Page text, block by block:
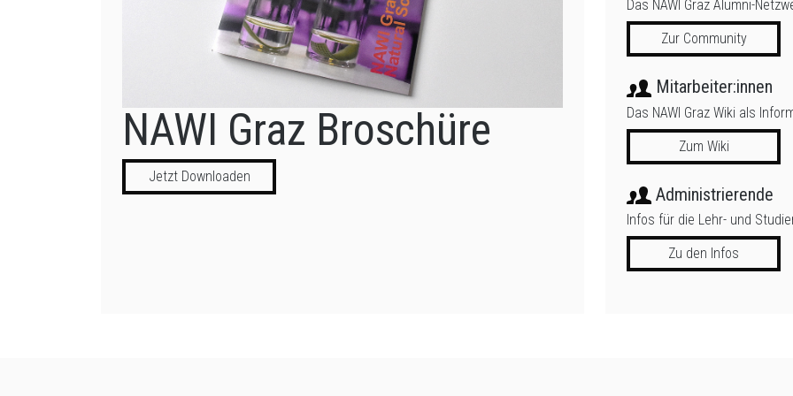
NAWI Graz Broschüre
Jetzt Downloaden
Das NAWI Graz Alumni-
Zur Community
Mitarbeiter:innen
Das NAWI Graz Wiki als
Zum Wiki
Administrierende
Infos für die Lehr- und
Zu den Infos